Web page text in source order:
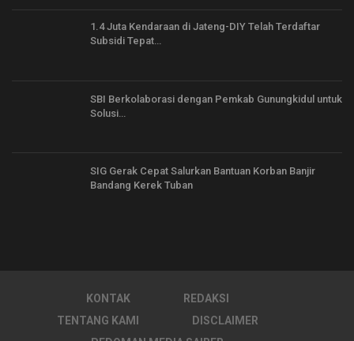
1.4 Juta Kendaraan di Jateng-DIY Telah Terdaftar
Subsidi Tepat…
SBI Berkolaborasi dengan Pemkab Gunungkidul untuk
Solusi…
SIG Gerak Cepat Salurkan Bantuan Korban Banjir
Bandang Kerek Tuban
KONTAK
REDAKSI
TENTANG KAMI
DISCLAIMER